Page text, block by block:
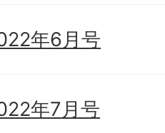
年6月号
年7月号